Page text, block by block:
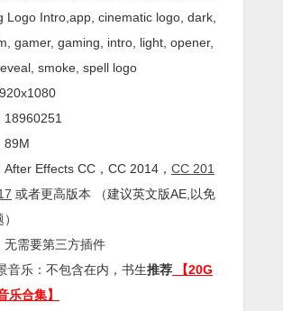
Logo Intro,app, cinematic logo, dark,
gamer, gaming, intro, light, opener,
smoke, spell logo
18960251
89M
After Effects CC ，CC 2014， CC 201
或者更高版本 （建议英文版AE,以免
无需要第三方插件
音乐：不包含在内，书生推荐 【20G
乐合集】